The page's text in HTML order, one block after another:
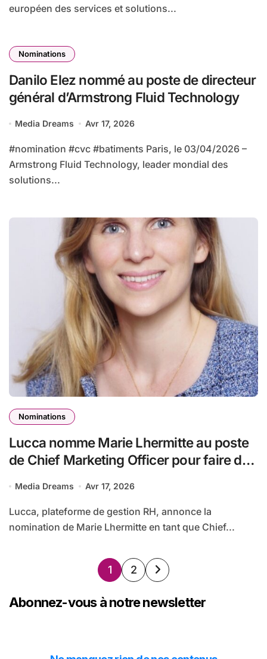
européen des services et solutions...
Nominations
Danilo Elez nommé au poste de directeur
général d’Armstrong Fluid Technology
Media Dreams Avr 17, 2026
#nomination #cvc #batiments Paris, le 03/04/2026 –
Armstrong Fluid Technology, leader mondial des
solutions...
Nominations
Lucca nomme Marie Lhermitte au poste
de Chief Marketing Officer pour faire de
Media Dreams Avr 17, 2026
Lucca, plateforme de gestion RH, annonce la
nomination de Marie Lhermitte en tant que Chief...
Pagination
publications
1 2
Abonnez-vous à notre newsletter